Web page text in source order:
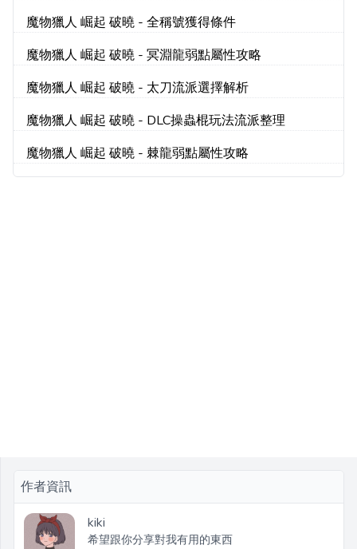
魔物獵人 崛起 破曉 - 全稱號獲得條件
魔物獵人 崛起 破曉 - 冥淵龍弱點屬性攻略
魔物獵人 崛起 破曉 - 太刀流派選擇解析
魔物獵人 崛起 破曉 - DLC操蟲棍玩法流派整理
魔物獵人 崛起 破曉 - 棘龍弱點屬性攻略
作者資訊
kiki
希望跟你分享對我有用的東西